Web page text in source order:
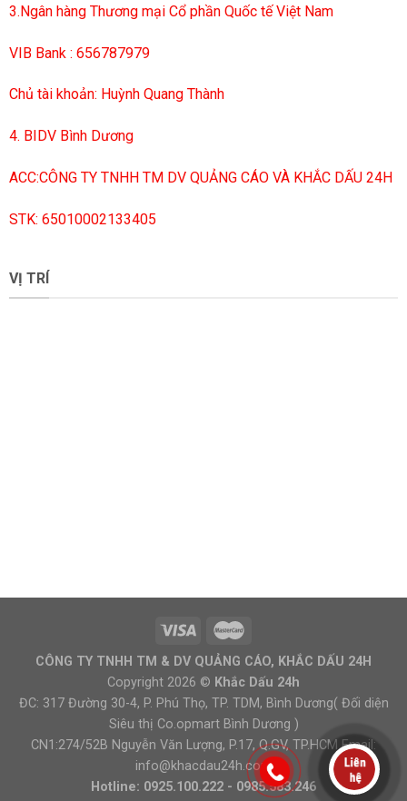
3.Ngân hàng Thương mại Cổ phần Quốc tế Việt Nam
VIB Bank : 656787979
Chủ tài khoản: Huỳnh Quang Thành
4. BIDV Bình Dương
ACC:CÔNG TY TNHH TM DV QUẢNG CÁO VÀ KHẮC DẤU 24H
STK: 65010002133405
VỊ TRÍ
CÔNG TY TNHH TM & DV QUẢNG CÁO, KHẮC DẤU 24H
Copyright 2026 © Khắc Dấu 24h
ĐC: 317 Đường 30-4, P. Phú Thọ, TP. TDM, Bình Dương( Đối diện
Siêu thị Co.opmart Bình Dương )
CN1:274/52B Nguyễn Văn Lượng, P.17, Q.GV, TP.HCM Email:
info@khacdau24h.com
Hotline: 0925.100.222 - 0985.583.246